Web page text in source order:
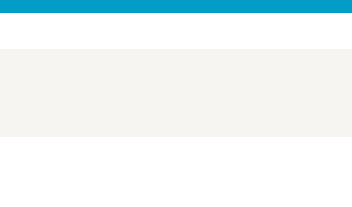
Personen